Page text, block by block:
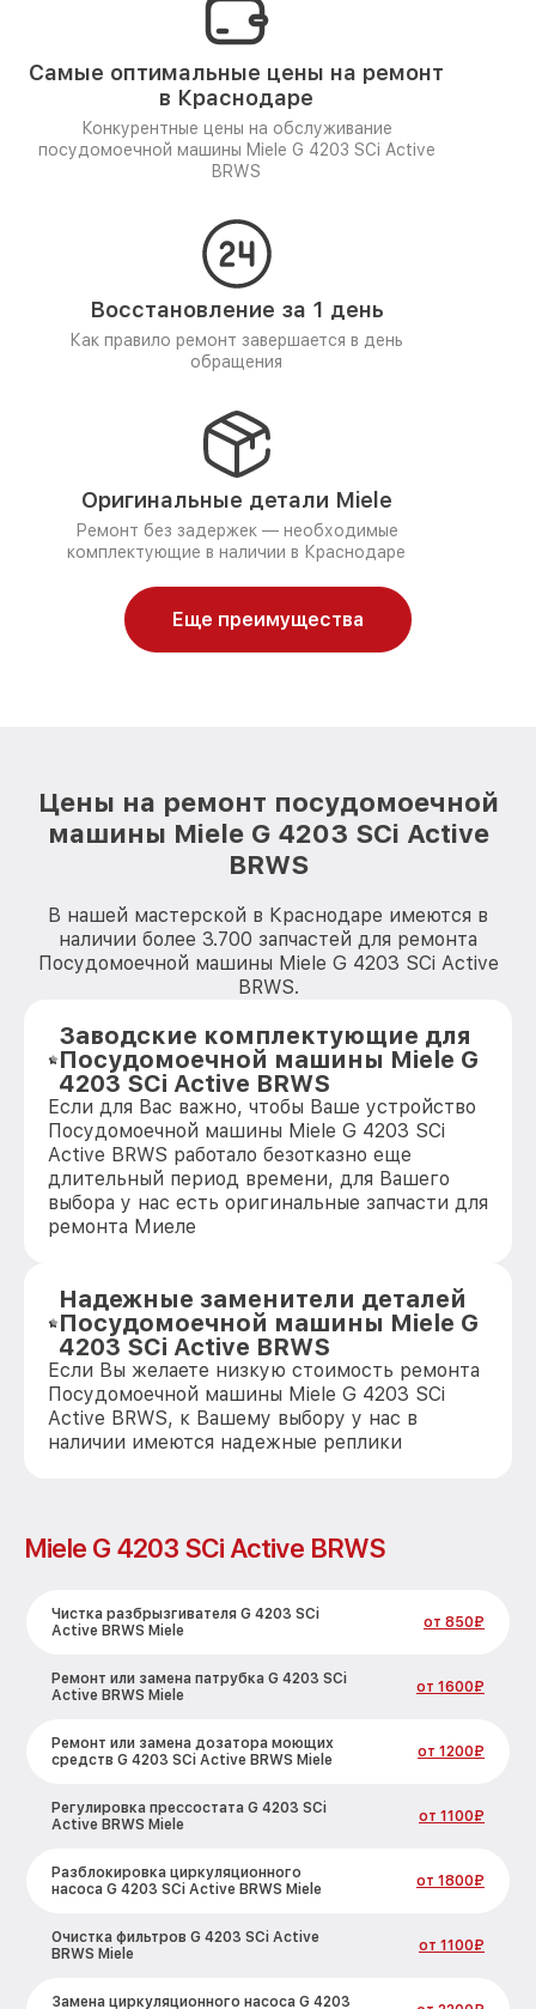
Самые оптимальные цены на ремонт
в Краснодаре
Конкурентные цены на обслуживание
посудомоечной машины Miele G 4203 SCi Active
BRWS
Восстановление за 1 день
Как правило ремонт завершается в день
обращения
Оригинальные детали Miele
Ремонт без задержек — необходимые
комплектующие в наличии в Краснодаре
Еще преимущества
Цены на ремонт посудомоечной
машины Miele G 4203 SCi Active
BRWS
В нашей мастерской в Краснодаре имеются в
наличии более 3.700 запчастей для ремонта
Посудомоечной машины Miele G 4203 SCi Active
BRWS.
Заводские комплектующие для
Посудомоечной машины Miele G
4203 SCi Active BRWS
Если для Вас важно, чтобы Ваше устройство
Посудомоечной машины Miele G 4203 SCi
Active BRWS работало безотказно еще
длительный период времени, для Вашего
выбора у нас есть оригинальные запчасти для
ремонта Миеле
Надежные заменители деталей
Посудомоечной машины Miele G
4203 SCi Active BRWS
Если Вы желаете низкую стоимость ремонта
Посудомоечной машины Miele G 4203 SCi
Active BRWS, к Вашему выбору у нас в
наличии имеются надежные реплики
Miele G 4203 SCi Active BRWS
Чистка разбрызгивателя G 4203 SCi
Active BRWS Miele
от 850₽
Ремонт или замена патрубка G 4203 SCi
Active BRWS Miele
от 1600₽
Ремонт или замена дозатора моющих
средств G 4203 SCi Active BRWS Miele
от 1200₽
Регулировка прессостата G 4203 SCi
Active BRWS Miele
от 1100₽
Разблокировка циркуляционного
насоса G 4203 SCi Active BRWS Miele
от 1800₽
Очистка фильтров G 4203 SCi Active
BRWS Miele
от 1100₽
Замена циркуляционного насоса G 4203